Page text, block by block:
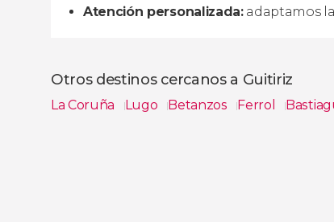
Atención personalizada:adaptamos la
Otros destinos cercanos a Guitiriz
La Coruña Lugo Betanzos Ferrol